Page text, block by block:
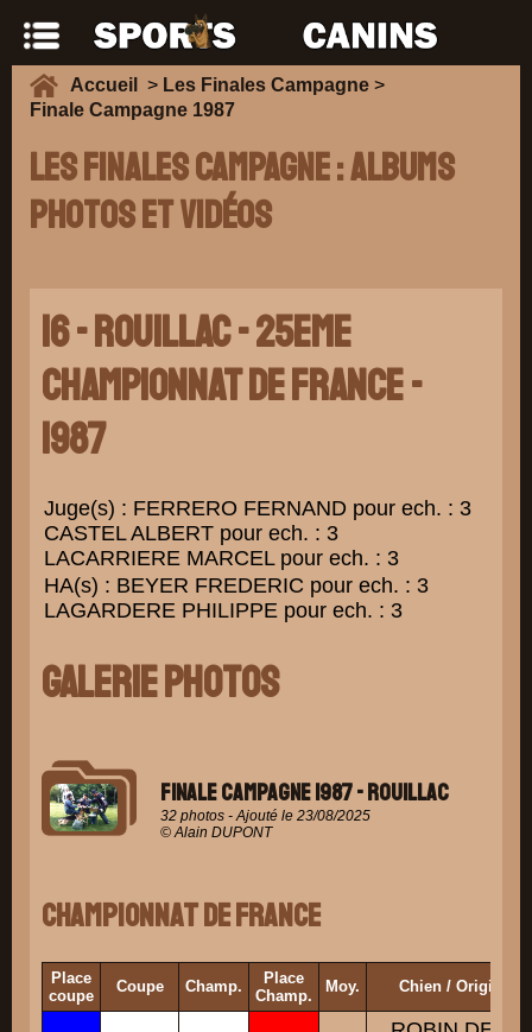
Accueil > Les Finales Campagne >
Finale Campagne 1987
Les Finales Campagne : Albums
photos et vidéos
16 - ROUILLAC - 25eme
CHAMPIONNAT DE FRANCE -
1987
Juge(s) : FERRERO FERNAND pour ech. : 3
CASTEL ALBERT pour ech. : 3
LACARRIERE MARCEL pour ech. : 3
HA(s) : BEYER FREDERIC pour ech. : 3
LAGARDERE PHILIPPE pour ech. : 3
Galerie Photos
Finale Campagne 1987 - ROUILLAC
32 photos - Ajouté le 23/08/2025
© Alain DUPONT
Championnat de France
Place
coupe
Coupe Champ.
Place
Champ.
Moy. Chien / Origines